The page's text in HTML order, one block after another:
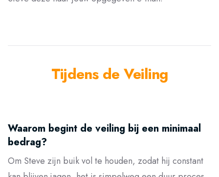
Tijdens de Veiling
Waarom begint de veiling bij een minimaal
bedrag?
Om Steve zijn buik vol te houden, zodat hij constant